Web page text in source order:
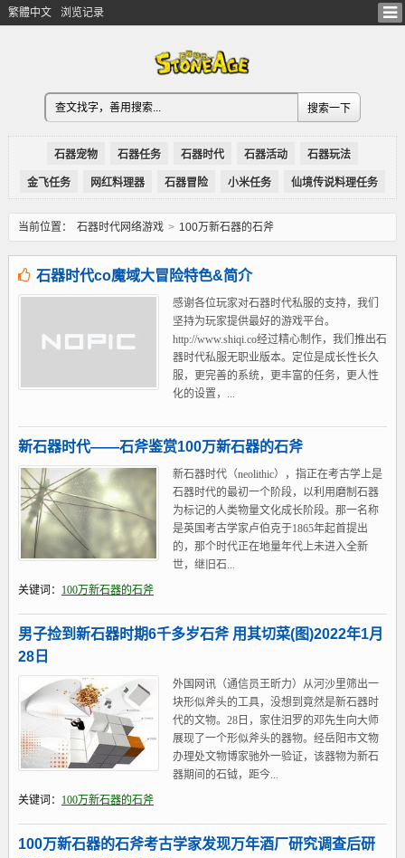
繁體中文 浏览记录
石器宠物 石器任务 石器时代 石器活动 石器玩法
金飞任务 网红料理器 石器冒险 小米任务 仙境传说料理任务
当前位置： 石器时代网络游戏 > 100万新石器的石斧
石器时代co魔域大冒险特色&简介
感谢各位玩家对石器时代私服的支持，我们
坚持为玩家提供最好的游戏平台。
http://www.shiqi.co经过精心制作，我们推出石
器时代私服无职业版本。定位是成长性长久
服，更完善的系统，更丰富的任务，更人性
化的设置，...
新石器时代——石斧鉴赏100万新石器的石斧
新石器时代（neolithic），指正在考古学上是
石器时代的最初一个阶段，以利用磨制石器
为标记的人类物量文化成长阶段。那一名称
是英国考古学家卢伯克于1865年起首提出
的，那个时代正在地量年代上未进入全新
世，继旧石...
关键词： 100万新石器的石斧
男子捡到新石器时期6千多岁石斧 用其切菜(图)2022年1月
28日
外国网讯（通信员王昕力）从河沙里筛出一
块形似斧头的工具，没想到竟然是新石器时
代的文物。28日，家住汨罗的邓先生向大师
展现了一个形似斧头的器物。经岳阳市文物
办理处文物博家驰外一验证，该器物为新石
器期间的石钺，距今...
关键词： 100万新石器的石斧
100万新石器的石斧考古学家发现万年酒厂研究调查后研